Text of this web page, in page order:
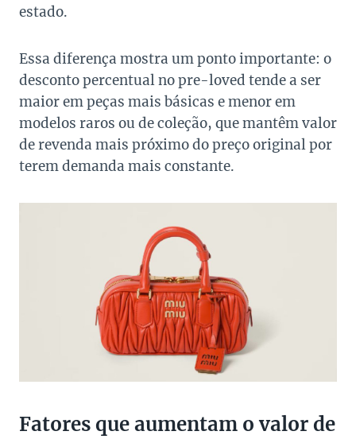
estado.
Essa diferença mostra um ponto importante: o
desconto percentual no pre-loved tende a ser
maior em peças mais básicas e menor em
modelos raros ou de coleção, que mantêm valor
de revenda mais próximo do preço original por
terem demanda mais constante.
Fatores que aumentam o valor de